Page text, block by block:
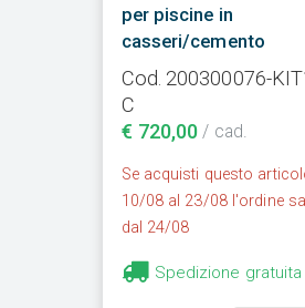
per piscine in
casseri/cemento
Cod. 200300076-
C
€ 720,00 / cad.
Se acquisti questo
10/08 al 23/08 l'ordine
dal 24/08
Spedizione gratuita